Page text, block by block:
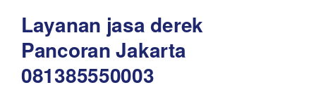
Layanan jasa derek
Pancoran Jakarta
081385550003